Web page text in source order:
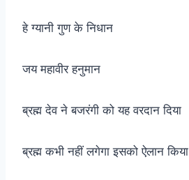
हे ग्यानी गुण के निधान
जय महावीर हनुमान
ब्रह्म देव ने बजरंगी को यह वरदान दिया
ब्रह्म कभी नहीं लगेगा इसको ऐलान किया